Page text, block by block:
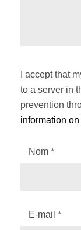
I accept that
to a server in
prevention
information
Nom *
E-mail *